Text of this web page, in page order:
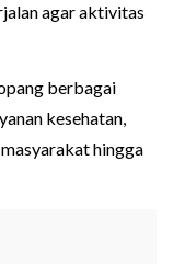
agar aktivitas
berbagai
kesehatan,
hingga